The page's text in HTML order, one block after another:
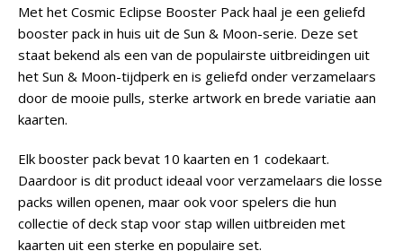
Met het Cosmic Eclipse Booster Pack haal je een geliefd
booster pack in huis uit de Sun & Moon-serie. Deze set
staat bekend als een van de populairste uitbreidingen uit
het Sun & Moon-tijdperk en is geliefd onder verzamelaars
door de mooie pulls, sterke artwork en brede variatie aan
kaarten.
Elk booster pack bevat 10 kaarten en 1 codekaart.
Daardoor is dit product ideaal voor verzamelaars die losse
packs willen openen, maar ook voor spelers die hun
collectie of deck stap voor stap willen uitbreiden met
kaarten uit een sterke en populaire set.